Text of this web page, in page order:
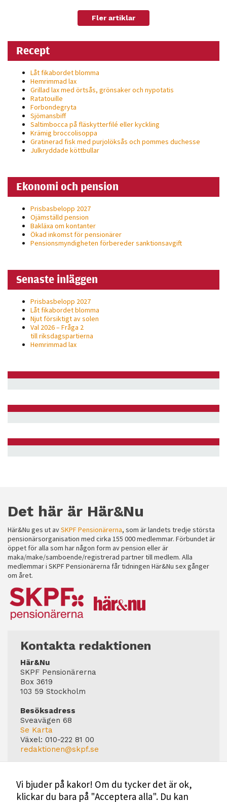
Fler artiklar
Recept
Låt fikabordet blomma
Hemrimmad lax
Grillad lax med örtsås, grönsaker och nypotatis
Ratatouille
Forbondegryta
Sjömansbiff
Saltimbocca på fläsk­ytterfilé eller kyckling
Krämig broccolisoppa
Gratinerad fisk med purjolöksås och pommes duchesse
Julkryddade köttbullar
Ekonomi och pension
Prisbasbelopp 2027
Ojämställd pension
Bakläxa om kontanter
Ökad inkomst för pensionärer
Pensionsmyndigheten förbereder sanktionsavgift
Senaste inläggen
Prisbasbelopp 2027
Låt fikabordet blomma
Njut försiktigt av solen
Val 2026 – Fråga 2
till riksdagspartierna
Hemrimmad lax
Det här är Här&Nu
Här&Nu ges ut avSKPF Pensionärerna, som är landets tredje största
pensionärsorganisation med cirka 155 000 medlemmar. Förbundet är
öppet för alla som har någon form av pension eller är
maka/make/samboende/registrerad partner till medlem. Alla
medlemmar i SKPF Pensionärerna får tidningen Här&Nu sex gånger
om året.
Kontakta redaktionen
Här&Nu
SKPF Pensionärerna
Box 3619
103 59 Stockholm
Besöksadress
Sveavägen 68
Se Karta
Växel: 010-222 81 00
redaktionen@skpf.se
Markus Dahlberg
Tel: 0720-88 17 17
markus.dahlberg@skpf.se
Vi bjuder på kakor! Om du tycker det är ok,
klickar du bara på "Acceptera alla". Du kan
Marknadsföring
beteende när du
personligt
anpassat innehåll